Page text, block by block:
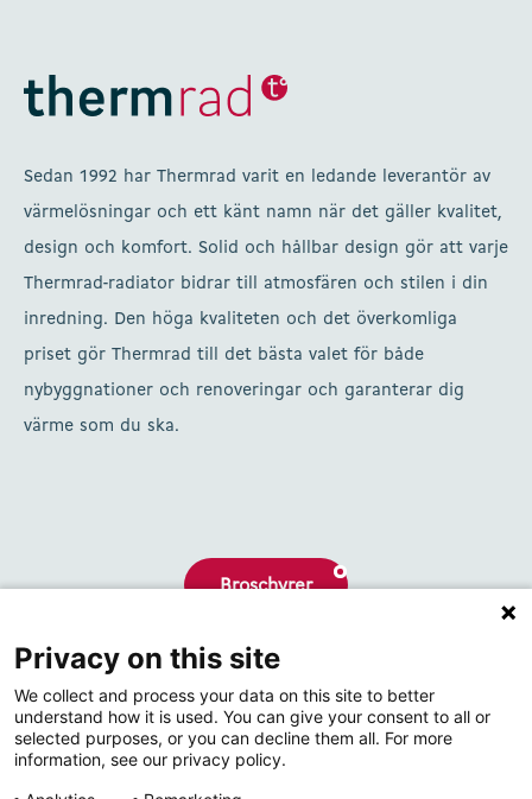
Sedan 1992 har Thermrad varit en ledande leverantör av
värmelösningar och ett känt namn när det gäller kvalitet,
design och komfort. Solid och hållbar design gör att varje
Thermrad-radiator bidrar till atmosfären och stilen i din
inredning. Den höga kvaliteten och det överkomliga
priset gör Thermrad till det bästa valet för både
nybyggnationer och renoveringar och garanterar dig
värme som du ska.
Broschyrer
Om oss
Kontakta
Privacy on this site
We collect and process your data on this site to better
understand how it is used. You can give your consent to all or
selected purposes, or you can decline them all. For more
information, see our privacy policy.